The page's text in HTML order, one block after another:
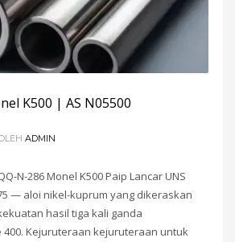
K500 | AS N05500
ADMIN
QQ-N-286 Monel K500 Paip Lancar UNS
— aloi nikel-kuprum yang dikeraskan
hasil tiga kali ganda
400. Kejuruteraan kejuruteraan untuk